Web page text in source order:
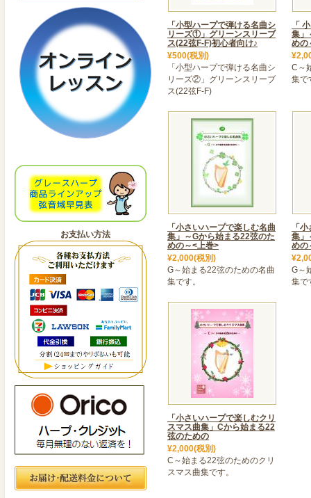
お支払い方法
「小型ハープで弾ける名曲シ
リーズ①」グリーンスリーブ
ス(22弦F-F)初心者向け♪
¥500(税別)
「小型ハープで弾ける名曲シ
リーズ②」グリーンスリーブ
ス(22弦F-F)
「
集」
めの
C～
集で
「小さいハープで楽しむ名曲
集」～Gから始まる22弦のた
めの～<上巻>
¥2,000(税別)
G～始まる22弦のための名曲
集です。
「
集」
めの
G～
集で
「小さいハープで楽しむクリ
スマス曲集」Cから始まる22
弦のための
¥2,000(税別)
C～始まる22弦のためのクリ
スマス曲集です。